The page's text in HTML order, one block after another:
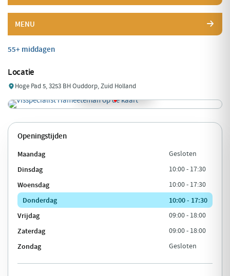
MENU
55+ middagen
Locatie
Hoge Pad 5, 3253 BH Ouddorp, Zuid Holland
Openingstijden
Maandag Gesloten
Dinsdag 10:00 - 17:30
Woensdag 10:00 - 17:30
Donderdag
10:00 - 17:30
Vrijdag
09:00 - 18:00
Zaterdag 09:00 - 18:00
Zondag Gesloten